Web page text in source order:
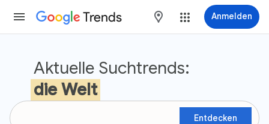
Trends maps Anmelden
Aktuelle Suchtrends:
die Welt
Entdecken